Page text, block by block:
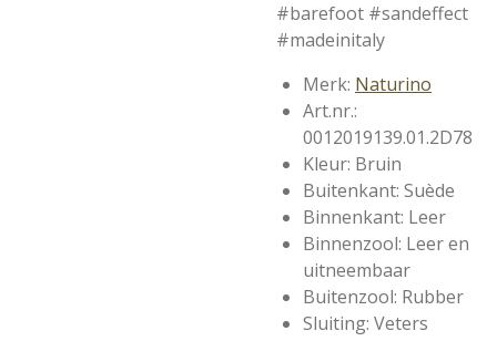
#barefoot #sandeffect
#madeinitaly
Merk: Naturino
Art.nr.:
0012019139.01.2D78
Kleur: Bruin
Buitenkant: Suède
Binnenkant: Leer
Binnenzool: Leer en
uitneembaar
Buitenzool: Rubber
Sluiting: Veters